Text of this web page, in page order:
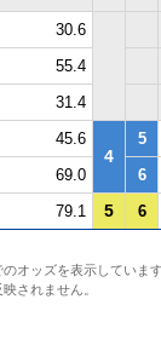
30.6
55.4
31.4
45.6
4
5
69.0 6
79.1 5 6
オッズを表示していま
されません。